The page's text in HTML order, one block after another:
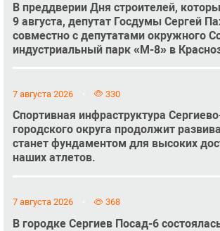
В преддверии Дня строителей,
9 августа, депутат Госдумы Сергей
совместно с депутатами окружного
индустриальный парк «М-8» в
7 августа 2026 330
Спортивная инфраструктура
городского округа продолжит
станет фундаментом для высоких
наших атлетов.
7 августа 2026 368
В городке Сергиев Посад-6